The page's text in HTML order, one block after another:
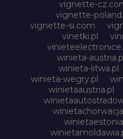
vignette-
vignette-
vignette-si.com
vinetki.pl
winieta-
winieta-litwa.pl
winieta-wegry.pl
winietaaustria.pl